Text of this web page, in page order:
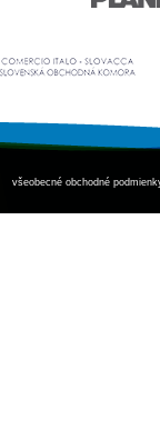
všeobecné obchodné